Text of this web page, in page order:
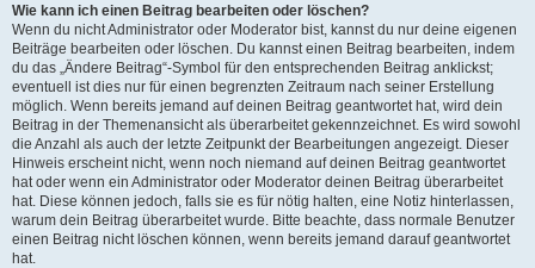
Wie kann ich einen Beitrag bearbeiten oder löschen?
Wenn du nicht Administrator oder Moderator bist, kannst du nur deine eigenen
Beiträge bearbeiten oder löschen. Du kannst einen Beitrag bearbeiten, indem
du das „Ändere Beitrag“-Symbol für den entsprechenden Beitrag anklickst;
eventuell ist dies nur für einen begrenzten Zeitraum nach seiner Erstellung
möglich. Wenn bereits jemand auf deinen Beitrag geantwortet hat, wird dein
Beitrag in der Themenansicht als überarbeitet gekennzeichnet. Es wird sowohl
die Anzahl als auch der letzte Zeitpunkt der Bearbeitungen angezeigt. Dieser
Hinweis erscheint nicht, wenn noch niemand auf deinen Beitrag geantwortet
hat oder wenn ein Administrator oder Moderator deinen Beitrag überarbeitet
hat. Diese können jedoch, falls sie es für nötig halten, eine Notiz hinterlassen,
warum dein Beitrag überarbeitet wurde. Bitte beachte, dass normale Benutzer
einen Beitrag nicht löschen können, wenn bereits jemand darauf geantwortet
hat.